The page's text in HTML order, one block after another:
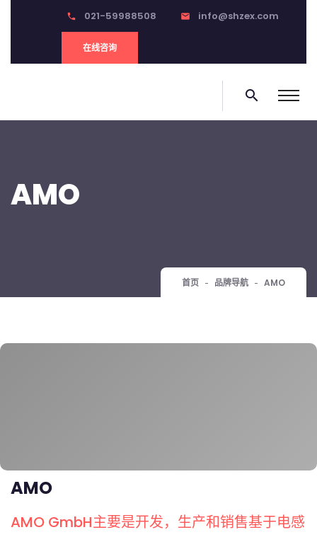
phone 021-59988508 email info@shzex.com
在线咨询
search
AMO
首页 品牌导航 AMO
AMO
AMO GmbH主要是开发，生产和销售基于电感